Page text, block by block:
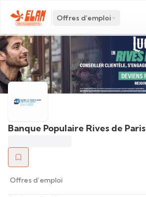
Offres d'emploi
Banque Populaire Rives de Paris
Offres d’emploi